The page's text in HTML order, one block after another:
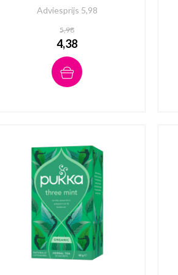
Adviesprijs 5,98
5,98
4,38